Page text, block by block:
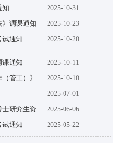
知 2025-10-31
》调课通知 2025-10-23
试通知 2025-10-20
课通知 2025-10-11
​2025年秋《学术规范与论文写作（管工）》调课通知 2025-10-10
2025-07-01
华中科技大学管理学院2025年博士研究生资格考试 2025-06-06
试通知 2025-05-22